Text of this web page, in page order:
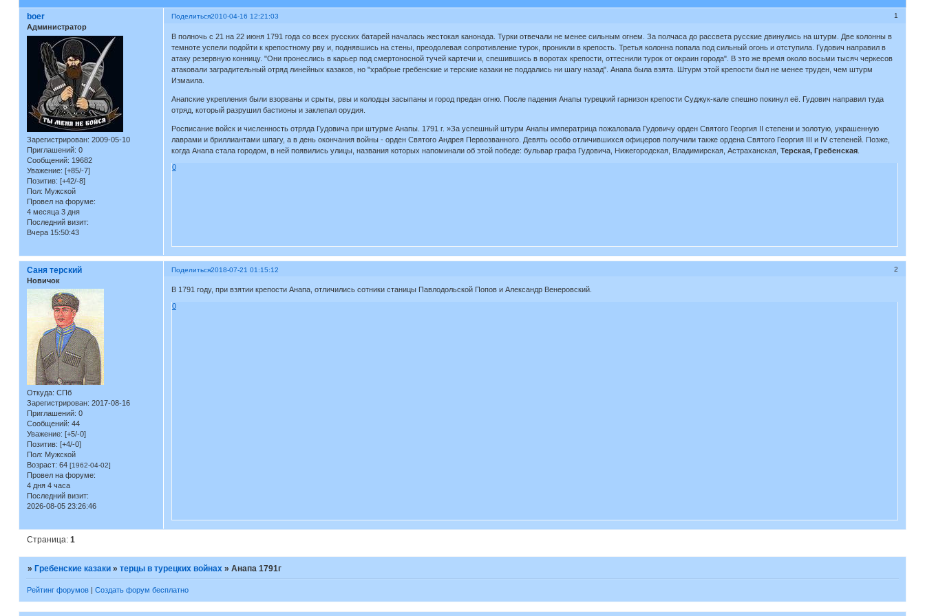
Поделиться 1
2010-04-16 12:21:03
boer
Администратор
Зарегистрирован: 2009-05-10
Приглашений: 0
Сообщений: 19682
Уважение: [+85/-7]
Позитив: [+42/-8]
Пол: Мужской
Провел на форуме:
4 месяца 3 дня
Последний визит:
Вчера 15:50:43
В полночь с 21 на 22 июня 1791 года со всех русских батарей началась жестокая канонада. Турки отвечали не менее сильным огнем. За полчаса до рассвета русские двинулись на штурм. Две колонны в
темноте успели подойти к крепостному рву и, поднявшись на стены, преодолевая сопротивление турок, проникли в крепость. Третья колонна попала под сильный огонь и отступила. Гудович направил в
атаку резервную конницу. "Они пронеслись в карьер под смертоносной тучей картечи и, спешившись в воротах крепости, оттеснили турок от окраин города". В это же время около восьми тысяч черкесов
атаковали заградительный отряд линейных казаков, но "храбрые гребенские и терские казаки не поддались ни шагу назад". Анапа была взята. Штурм этой крепости был не менее труден, чем штурм
Измаила.
Анапские укрепления были взорваны и срыты, рвы и колодцы засыпаны и город предан огню. После падения Анапы турецкий гарнизон крепости Суджук-кале спешно покинул её. Гудович направил туда
отряд, который разрушил бастионы и заклепал орудия.
Росписание войск и численность отряда Гудовича при штурме Анапы. 1791 г. »За успешный штурм Анапы императрица пожаловала Гудовичу орден Святого Георгия II степени и золотую, украшенную
лаврами и бриллиантами шпагу, а в день окончания войны - орден Святого Андрея Первозванного. Девять особо отличившихся офицеров получили также ордена Святого Георгия III и IV степеней. Позже,
когда Анапа стала городом, в ней появились улицы, названия которых напоминали об этой победе: бульвар графа Гудовича, Нижегородская, Владимирская, Астраханская, Терская, Гребенская.
0
Поделиться 2
2018-07-21 01:15:12
Саня терский
Новичок
Откуда: СПб
Зарегистрирован: 2017-08-16
Приглашений: 0
Сообщений: 44
Уважение: [+5/-0]
Позитив: [+4/-0]
Пол: Мужской
Возраст: 64 [1962-04-02]
Провел на форуме:
4 дня 4 часа
Последний визит:
2026-08-05 23:26:46
В 1791 году, при взятии крепости Анапа, отличились сотники станицы Павлодольской Попов и Александр Венеровский.
0
Страница: 1
» Гребенские казаки » терцы в турецких войнах » Анапа 1791г
Рейтинг форумов| Создать форум бесплатно